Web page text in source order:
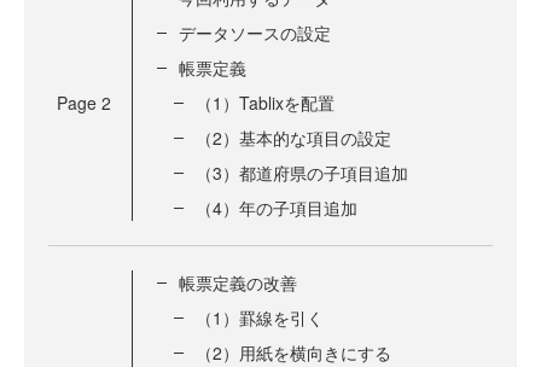
Page 2
データソースの設定
帳票定義
（1）Tablixを配置
（2）基本的な項目の設定
（3）都道府県の子項目追加
（4）年の子項目追加
帳票定義の改善
（1）罫線を引く
（2）用紙を横向きにする